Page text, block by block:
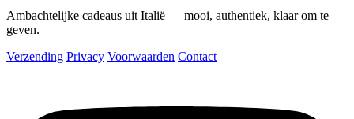
Ambachtelijke cadeaus uit Italië — mooi, authentiek, klaar om te
geven.
Verzending Privacy Voorwaarden Contact